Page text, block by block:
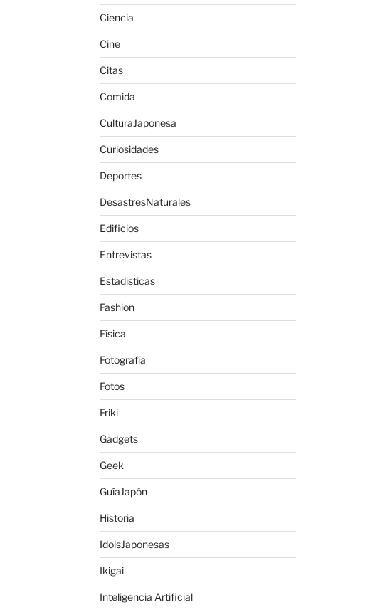
Ciencia
Cine
Citas
Comida
CulturaJaponesa
Curiosidades
Deportes
DesastresNaturales
Edificios
Entrevistas
Estadisticas
Fashion
Física
Fotografía
Fotos
Friki
Gadgets
Geek
GuíaJapón
Historia
IdolsJaponesas
Ikigai
Inteligencia Artificial